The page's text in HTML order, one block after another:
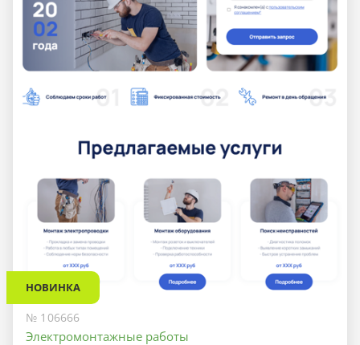
НОВИНКА
№ 106666
Электромонтажные работы